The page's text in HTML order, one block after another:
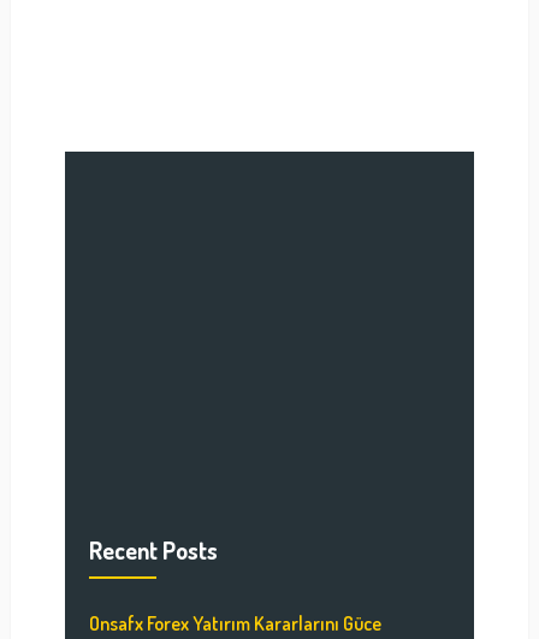
Recent Posts
Onsafx Forex Yatırım Kararlarını Güce